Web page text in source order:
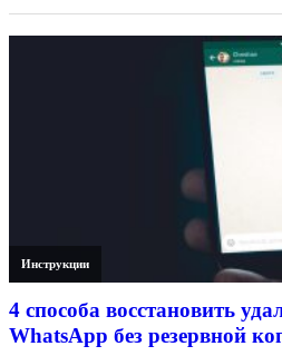
Инструкции
4 способа восстановить
WhatsApp без резервной